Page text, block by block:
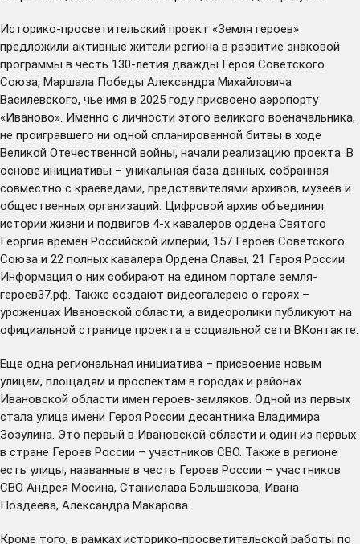
Историко-просветительский проект «Земля героев»
предложили активные жители региона в развитие знаковой
программы в честь 130-летия дважды Героя Советского
Союза, Маршала Победы Александра Михайловича
Василевского, чье имя в 2025 годуприсвоено аэропорту
«Иваново». Именно с личности этого великого военачальника,
не проигравшего ни одной спланированной битвы в ходе
Великой Отечественной войны, начали реализацию проекта. В
основе инициативы – уникальная база данных, собранная
совместно с краеведами, представителями архивов, музеев и
общественных организаций. Цифровой архив объединил
истории жизни и подвигов 4-х кавалеров ордена Святого
Георгия времен Российской империи, 157 Героев Советского
Союза и 22 полных кавалера Ордена Славы, 21 Героя России.
Информация о них собирают на едином портале земля-
героев37.рф . Также создают видеогалерею о героях –
уроженцах Ивановской области, а видеоролики публикуют на
официальной странице проекта в социальной сети ВКонтакте.
Еще одна региональная инициатива – присвоение новым
улицам, площадям и проспектам в городах и районах
Ивановской области имен героев-земляков. Одной из первых
стала улица имени Героя России десантника Владимира
Зозулина. Это первый в Ивановской области и один из первых
в стране Героев России – участников СВО. Также в регионе
есть улицы, названные в честь Героев России – участников
СВО Андрея Мосина, Станислава Большакова, Ивана
Поздеева, Александра Макарова.
Кроме того, в рамках историко-просветительской работы по